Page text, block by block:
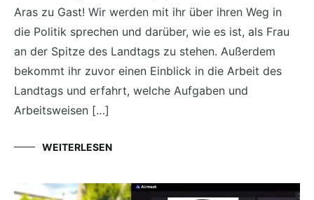
Aras zu Gast! Wir werden mit ihr über ihren Weg in
die Politik sprechen und darüber, wie es ist, als Frau
an der Spitze des Landtags zu stehen. Außerdem
bekommt ihr zuvor einen Einblick in die Arbeit des
Landtags und erfahrt, welche Aufgaben und
Arbeitsweisen […]
WEITERLESEN